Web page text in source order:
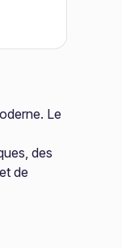
Le
des
de